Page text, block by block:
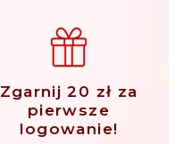
Zgarnij 20 zł za
pierwsze
logowanie!